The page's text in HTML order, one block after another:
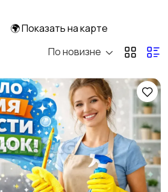
услуги1
Уборка домов и
офисов3
🌍 Показать на карте
По новизне